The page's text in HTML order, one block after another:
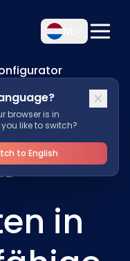
browser is in
like to switch?
to English
in